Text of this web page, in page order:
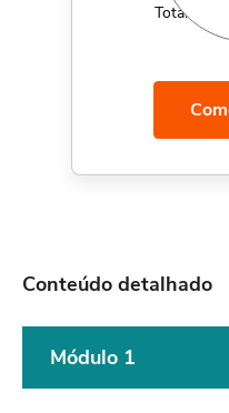
Total de
Conteúdo detalhado
Módulo 1